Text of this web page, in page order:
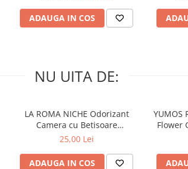
ADAUGA IN COS
NU UITA DE:
LA ROMA NICHE Odorizant
Camera cu Betisoare
MADEMOSELLE 120 ml
25,00 Lei
ADAUGA IN COS
YUMOS
Flower